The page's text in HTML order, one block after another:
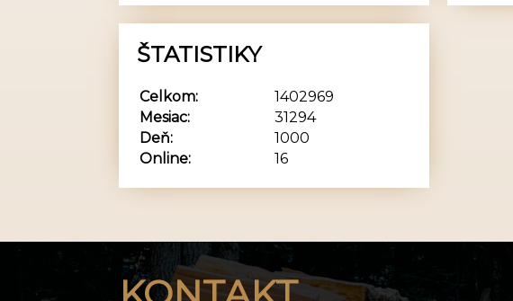
ŠTATISTIKY
Online: 16
Celkom:
1402969
Mesiac:
31294
Deň:
1000